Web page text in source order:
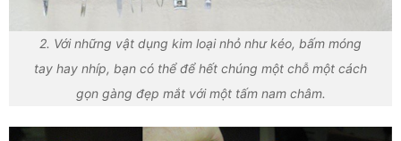
2. Với những vật dụng kim loại nhỏ như kéo, bấm móng
tay hay nhíp, bạn có thể để hết chúng một chỗ một cách
gọn gàng đẹp mắt với một tấm nam châm.